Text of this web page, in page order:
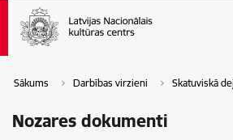
Sākums Darbības virzieni Skatuviskā
Nozares dokumenti